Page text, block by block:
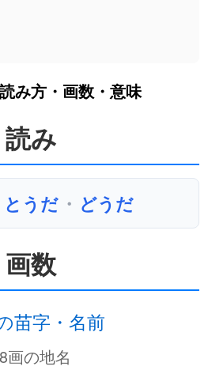
み方・画数・意味
読み
とうだ ・ どうだ
画数
苗字・名前
画の地名